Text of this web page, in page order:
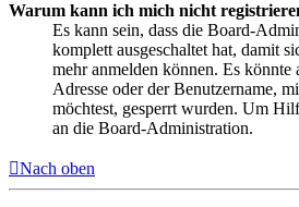
Warum kann ich mich nicht
Es kann sein, dass die Board-
komplett ausgeschaltet hat, damit
mehr anmelden können. Es könnte
Adresse oder der Benutzername,
möchtest, gesperrt wurden. Um
an die Board-Administration.
Nach oben